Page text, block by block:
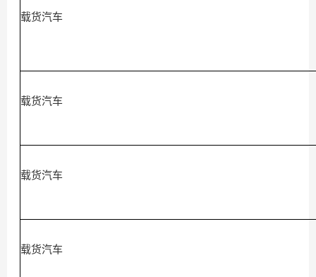
载货汽车
载货汽车
载货汽车
载货汽车